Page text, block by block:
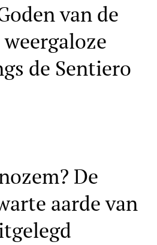
van de
de Sentiero
De
aarde van